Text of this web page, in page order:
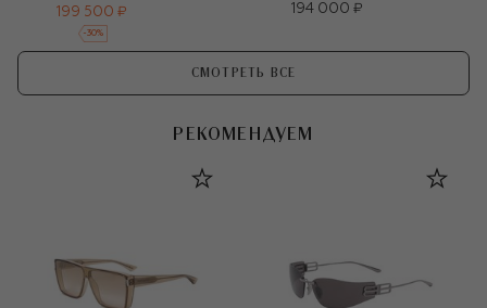
199 500 ₽
-30%
194 000 ₽
СМОТРЕТЬ ВСЕ
РЕКОМЕНДУЕМ